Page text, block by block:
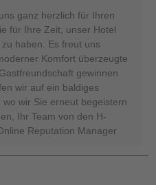
ganz herzlich für Ihren
für Ihre Zeit, unser Hotel
haben. Es freut uns
Komfort überzeugte
gewinnen
wir auf ein baldiges
wir Sie erneut begeistern
Ihr Team von den H-
Reputation Manager